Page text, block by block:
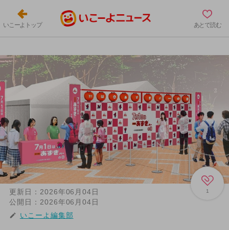
いこーよトップ あとで読む
1
更新日： 2026年06月04日
公開日： 2026年06月04日
いこーよ編集部